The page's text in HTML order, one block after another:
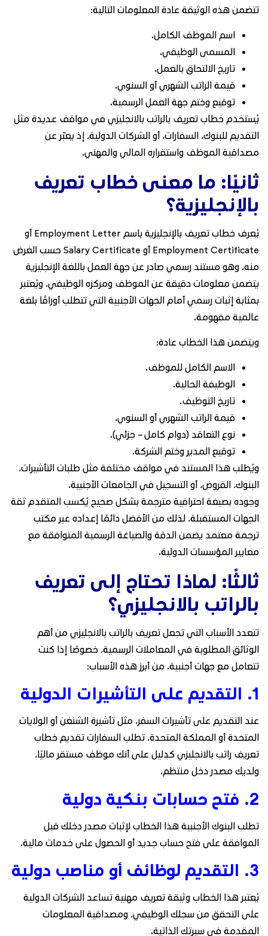
تتضمن هذه الوثيقة عادة المعلومات التالية:
اسم الموظف الكامل.
المسمى الوظيفي.
تاريخ الالتحاق بالعمل.
قيمة الراتب الشهري أو السنوي.
توقيع وختم جهة العمل الرسمية.
يُستخدم خطاب تعريف بالراتب بالانجليزي في مواقف عديدة مثل
التقديم للبنوك، السفارات، أو الشركات الدولية، إذ يعبّر عن
مصداقية الموظف واستقراره المالي والمهني.
ثانيًا: ما معنى خطاب تعريف
بالإنجليزية؟
يُعرف خطاب تعريف بالإنجليزية باسم Employment Letter أو
Employment Certificate أو Salary Certificate حسب الغرض
منه. وهو مستند رسمي صادر عن جهة العمل باللغة الإنجليزية
يتضمن معلومات دقيقة عن الموظف ومركزه الوظيفي، ويُعتبر
بمثابة إثبات رسمي أمام الجهات الأجنبية التي تتطلب أوراقًا بلغة
عالمية مفهومة.
ويتضمن هذا الخطاب عادة:
الاسم الكامل للموظف.
الوظيفة الحالية.
تاريخ التوظيف.
قيمة الراتب الشهري أو السنوي.
نوع التعاقد (دوام كامل – جزئي).
توقيع المدير وختم الشركة.
ويُطلب هذا المستند في مواقف مختلفة مثل طلبات التأشيرات،
البنوك، القروض، أو التسجيل في الجامعات الأجنبية.
وجوده بصيغة احترافية مترجمة بشكل صحيح يُكسب المتقدم ثقة
الجهات المستقبلة، لذلك من الأفضل دائمًا إعداده عبر مكتب
ترجمة معتمد يضمن الدقة والصياغة الرسمية المتوافقة مع
معايير المؤسسات الدولية.
ثالثًا: لماذا تحتاج إلى تعريف
بالراتب بالانجليزي؟
تتعدد الأسباب التي تجعل تعريف بالراتب بالانجليزي من أهم
الوثائق المطلوبة في المعاملات الرسمية، خصوصًا إذا كنت
تتعامل مع جهات أجنبية. من أبرز هذه الأسباب:
1. التقديم على التأشيرات الدولية
عند التقديم على تأشيرات السفر، مثل تأشيرة الشنغن أو الولايات
المتحدة أو المملكة المتحدة، تطلب السفارات تقديم خطاب
تعريف راتب بالانجليزي كدليل على أنك موظف مستقر ماليًا،
ولديك مصدر دخل منتظم.
2. فتح حسابات بنكية دولية
تطلب البنوك الأجنبية هذا الخطاب لإثبات مصدر دخلك قبل
الموافقة على فتح حساب جديد أو الحصول على خدمات مالية.
3. التقديم لوظائف أو مناصب دولية
يُعتبر هذا الخطاب وثيقة تعريف مهنية تساعد الشركات الدولية
على التحقق من سجلك الوظيفي، ومصداقية المعلومات
المقدمة في سيرتك الذاتية.